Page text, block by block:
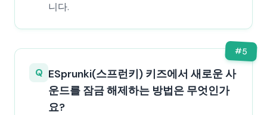
니다.
#5
Q ESprunki(스프런키) 키즈에서 새로운 사
운드를 잠금 해제하는 방법은 무엇인가
요?